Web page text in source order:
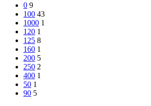
0 9
100 43
1000 1
120 1
125 8
160 1
200 5
250 2
400 1
50 1
90 5